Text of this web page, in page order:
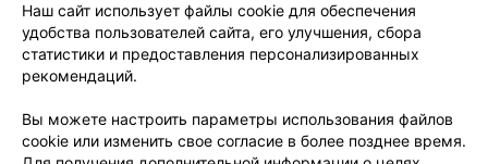
Вакансии
Партнеры
Написать руководителю 103.by
Обработка персональных данных
Наш сайт использует файлы cookie для обеспечения
удобства пользователей сайта, его улучшения, сбора
статистики и предоставления персонализированных
рекомендаций.
Вы можете настроить параметры использования файлов
cookie или изменить свое согласие в более позднее время.